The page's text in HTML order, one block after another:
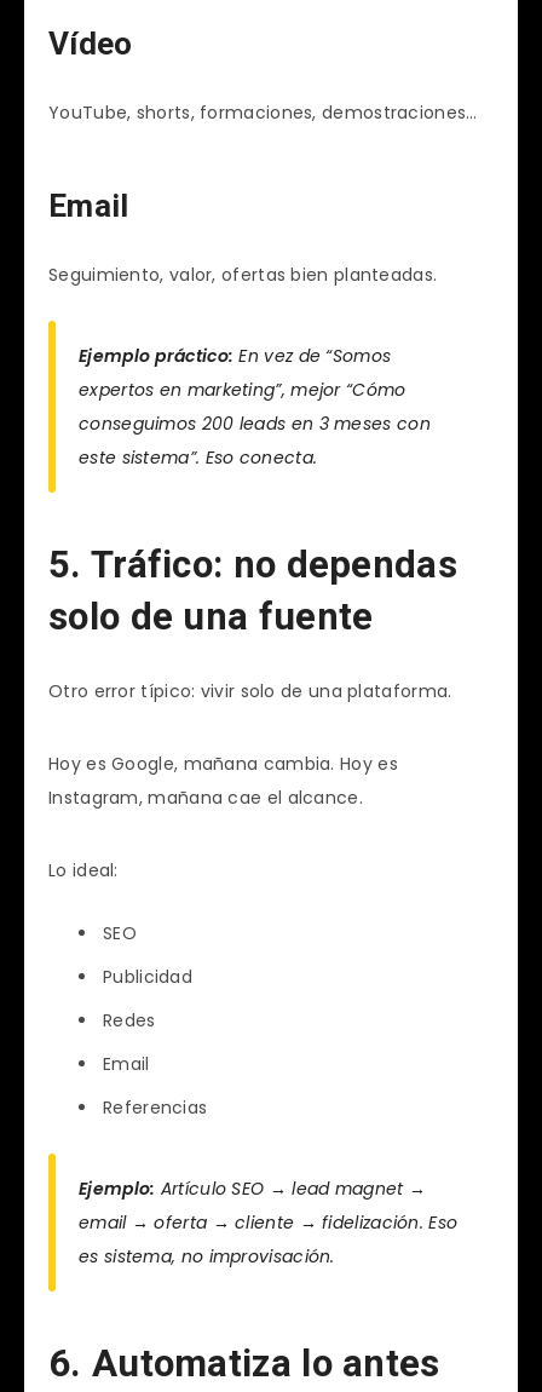
Vídeo
YouTube, shorts, formaciones, demostraciones…
Email
Seguimiento, valor, ofertas bien planteadas.
Ejemplo práctico: En vez de “Somos
expertos en marketing”, mejor “Cómo
conseguimos 200 leads en 3 meses con
este sistema”. Eso conecta.
5. Tráfico: no dependas
solo de una fuente
Otro error típico: vivir solo de una plataforma.
Hoy es Google, mañana cambia. Hoy es
Instagram, mañana cae el alcance.
Lo ideal:
SEO
Publicidad
Redes
Email
Referencias
Ejemplo: Artículo SEO → lead magnet →
email → oferta → cliente → fidelización. Eso
es sistema, no improvisación.
6. Automatiza lo antes